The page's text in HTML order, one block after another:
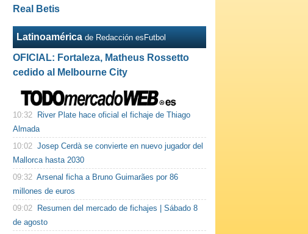
Real Betis
Latinoamérica de Redacción esFutbol
OFICIAL: Fortaleza, Matheus Rossetto
cedido al Melbourne City
10:32
River Plate hace oficial el fichaje de Thiago
Almada
10:02 Josep Cerdà se convierte en nuevo jugador del
Mallorca hasta 2030
09:32 Arsenal ficha a Bruno Guimarães por 86
millones de euros
09:02
Resumen del mercado de fichajes | Sábado 8
de agosto